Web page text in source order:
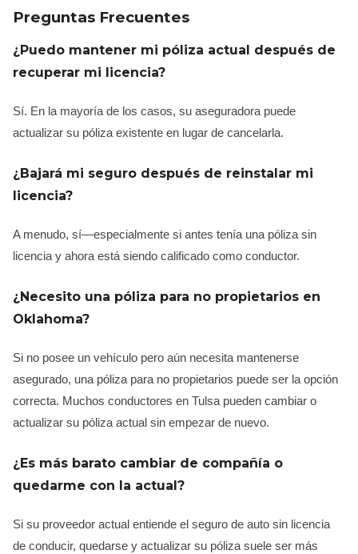
Preguntas Frecuentes
¿Puedo mantener mi póliza actual después de
recuperar mi licencia?
Sí. En la mayoría de los casos, su aseguradora puede
actualizar su póliza existente en lugar de cancelarla.
¿Bajará mi seguro después de reinstalar mi
licencia?
A menudo, sí—especialmente si antes tenía una póliza sin
licencia y ahora está siendo calificado como conductor.
¿Necesito una póliza para no propietarios en
Oklahoma?
Si no posee un vehículo pero aún necesita mantenerse
asegurado, una póliza para no propietarios puede ser la opción
correcta. Muchos conductores en Tulsa pueden cambiar o
actualizar su póliza actual sin empezar de nuevo.
¿Es más barato cambiar de compañía o
quedarme con la actual?
Si su proveedor actual entiende el seguro de auto sin licencia
de conducir, quedarse y actualizar su póliza suele ser más